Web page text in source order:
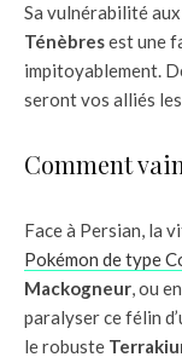
Sa vulnérabilité
Ténèbresest une
impitoyablement.
seront vos alliés
Comment
Face à Persian, la
Pokémon de type
Mackogneur, ou
paralyser ce félin
le robuste